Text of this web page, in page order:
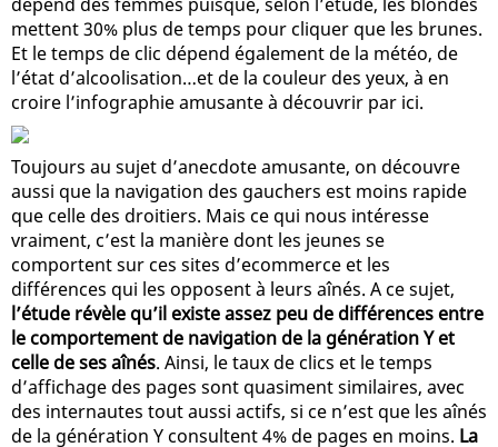
mettent 30% plus de temps pour cliquer que les brunes.
Et le temps de clic dépend également de la météo, de
l’état d’alcoolisation…et de la couleur des yeux, à en
croire l’infographie amusante à découvrir par ici.
Toujours au sujet d’anecdote amusante, on découvre
aussi que la navigation des gauchers est moins rapide
que celle des droitiers. Mais ce qui nous intéresse
vraiment, c’est la manière dont les jeunes se
comportent sur ces sites d’ecommerce et les
différences qui les opposent à leurs aînés. A ce sujet,
l’étude révèle qu’il existe assez peu de différences entre
le comportement de navigation de la génération Y et
celle de ses aînés. Ainsi, le taux de clics et le temps
d’affichage des pages sont quasiment similaires, avec
des internautes tout aussi actifs, si ce n’est que les aînés
de la génération Y consultent 4% de pages en moins. La